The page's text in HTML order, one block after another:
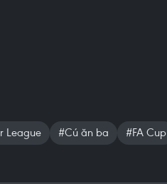
League #Cú ăn ba #FA Cup